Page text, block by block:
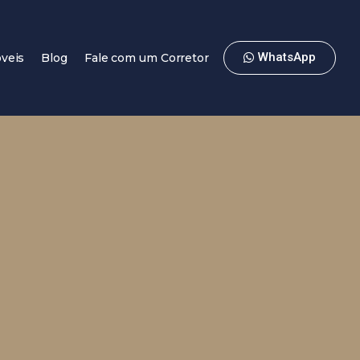
Blog Fale com um Corretor WhatsApp